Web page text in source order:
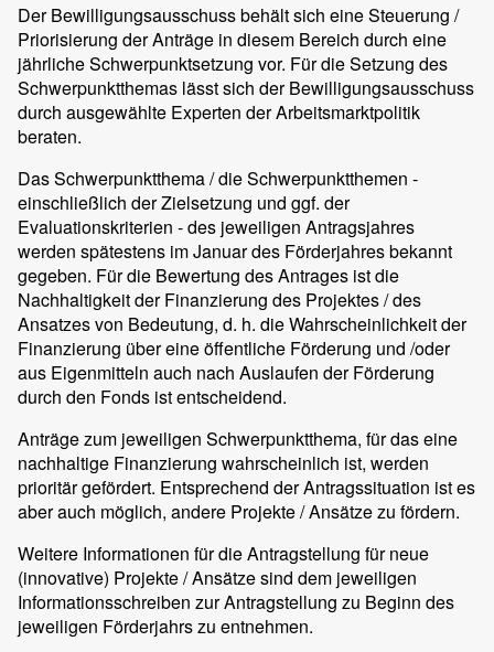
Der Bewilligungsausschuss behält sich eine Steuerung /
Priorisierung der Anträge in diesem Bereich durch eine
jährliche Schwerpunktsetzung vor. Für die Setzung des
Schwerpunktthemas lässt sich der Bewilligungsausschuss
durch ausgewählte Experten der Arbeitsmarktpolitik
beraten.
Das Schwerpunktthema / die Schwerpunktthemen -
einschließlich der Zielsetzung und ggf. der
Evaluationskriterien - des jeweiligen Antragsjahres
werden spätestens im Januar des Förderjahres bekannt
gegeben. Für die Bewertung des Antrages ist die
Nachhaltigkeit der Finanzierung des Projektes / des
Ansatzes von Bedeutung, d. h. die Wahrscheinlichkeit der
Finanzierung über eine öffentliche Förderung und /oder
aus Eigenmitteln auch nach Auslaufen der Förderung
durch den Fonds ist entscheidend.
Anträge zum jeweiligen Schwerpunktthema, für das eine
nachhaltige Finanzierung wahrscheinlich ist, werden
prioritär gefördert. Entsprechend der Antragssituation ist es
aber auch möglich, andere Projekte / Ansätze zu fördern.
Weitere Informationen für die Antragstellung für neue
(innovative) Projekte / Ansätze sind dem jeweiligen
Informationsschreiben zur Antragstellung zu Beginn des
jeweiligen Förderjahrs zu entnehmen.